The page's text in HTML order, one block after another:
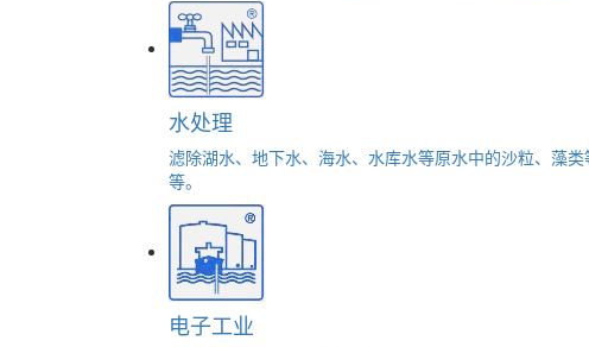
水处理
滤除湖水、地下水、海水、水库水等原水中的沙粒、藻
等。
电子工业